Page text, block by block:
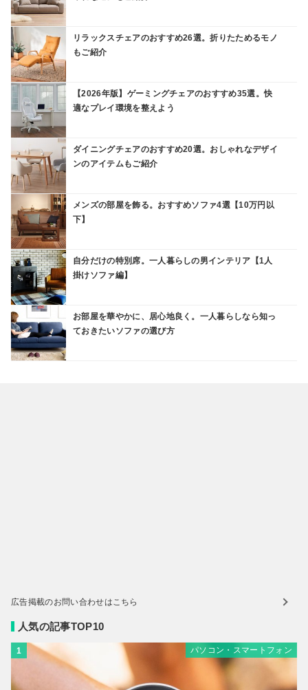
リラックスチェアのおすすめ26選。折りたためるモノ
もご紹介
【2026年版】ゲーミングチェアのおすすめ35選。快
適なプレイ環境を整えよう
ダイニングチェアのおすすめ20選。おしゃれなデザイ
ンのアイテムもご紹介
メンズの部屋を飾る。おすすめソファ4選【10万円以
下】
自分だけの特別席。一人暮らしの男インテリア【1人
掛けソファ編】
お部屋を華やかに、居心地良く。一人暮らしなら知っ
ておきたいソファの選び方
広告掲載のお問い合わせはこちら
人気の記事TOP10
1 パソコン・スマートフォン